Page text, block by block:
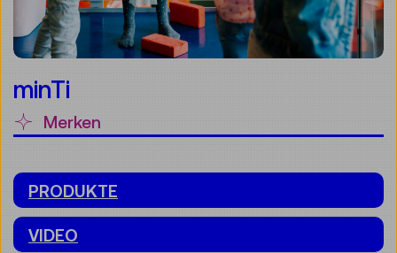
minTi
Merken
PRODUKTE
VIDEO